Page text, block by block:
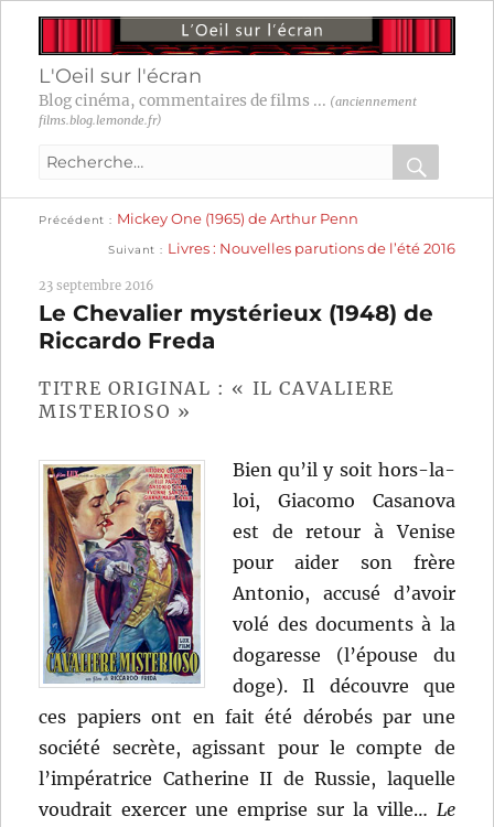
L'Oeil sur l'écran
Blog cinéma, commentaires de films ... (anciennement
films.blog.lemonde.fr)
Recherche
:
OK
Navigation
l’article
Précédent
précédente :
Mickey One (1965) de Arthur Penn
Suivant
suivante :
Livres : Nouvelles parutions de l’été 2016
23 septembre 2016
Le Chevalier mystérieux (1948) de
Riccardo Freda
TITRE ORIGINAL : « IL CAVALIERE
MISTERIOSO »
Bien qu’il y soit hors-la-
loi, Giacomo Casanova
est de retour à Venise
pour aider son frère
Antonio, accusé d’avoir
volé des documents à la
dogaresse (l’épouse du
doge). Il découvre que
ces papiers ont en fait été dérobés par une
société secrète, agissant pour le compte de
l’impératrice Catherine II de Russie, laquelle
voudrait exercer une emprise sur la ville… Le